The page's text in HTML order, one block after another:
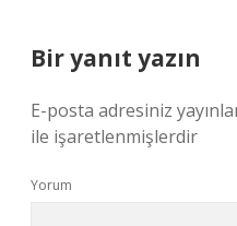
Bir yanıt yazın
E-posta adresiniz
ile işaretlenmişlerdir
Yorum